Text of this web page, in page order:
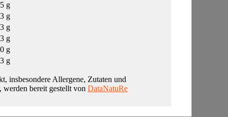
g
g
g
g
g
g
insbesondere Allergene, Zutaten und
bereit gestellt von DataNatuRe